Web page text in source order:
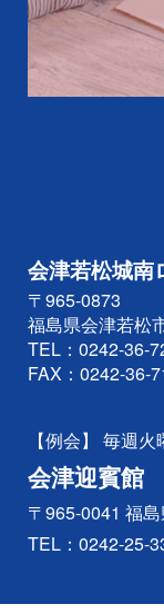
会津若松城南
〒965-0873
福島県会津若松
TEL： 0242-36-
FAX：0242-36-
【例会】 毎週
会津迎賓館
〒965-0041 福
TEL： 0242-25-